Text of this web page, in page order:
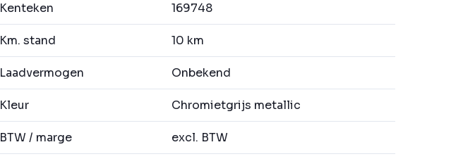
Kenteken 169748
Km. stand 10 km
Laadvermogen Onbekend
Kleur Chromietgrijs metallic
BTW / marge excl. BTW